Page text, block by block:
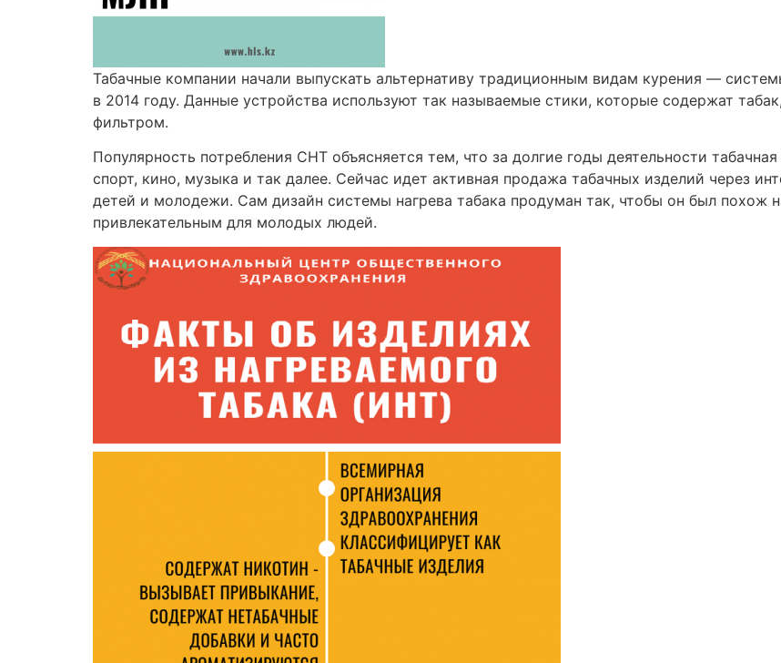
Табачные компании начали выпускать альтернативу традиционным видам курения —
в 2014 году. Данные устройства используют так называемые стики, которые содержат
фильтром.
Популярность потребления СНТ объясняется тем, что за долгие годы деятельности
спорт, кино, музыка и так далее. Сейчас идет активная продажа табачных изделий через
детей и молодежи. Сам дизайн системы нагрева табака продуман так, чтобы он был
привлекательным для молодых людей.